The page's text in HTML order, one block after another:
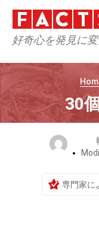
好奇心を発見に
30
専門家に